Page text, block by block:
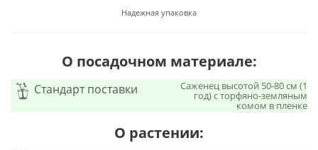
Надежная упаковка
О посадочном материале:
Стандарт поставки Саженец высотой 50-80 см (1
год) с торфяно-земляным
комом в пленке
О растении: